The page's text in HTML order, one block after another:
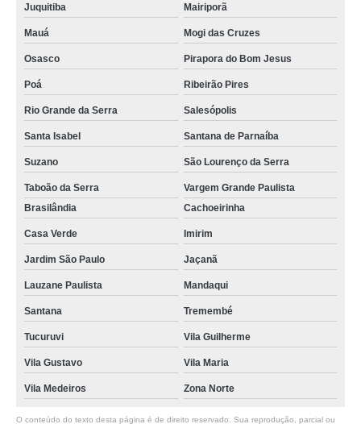
Juquitiba Mairiporã
Mauá Mogi das Cruzes
Osasco Pirapora do Bom Jesus
Poá Ribeirão Pires
Rio Grande da Serra Salesópolis
Santa Isabel Santana de Parnaíba
Suzano São Lourenço da Serra
Taboão da Serra
Vargem Grande Paulista
Brasilândia
Cachoeirinha
Casa Verde Imirim
Jardim São Paulo Jaçanã
Lauzane Paulista Mandaqui
Santana Tremembé
Tucuruvi Vila Guilherme
Vila Gustavo Vila Maria
Vila Medeiros Zona Norte
O conteúdo do texto desta página é de direito reservado. Sua reprodução, parcial ou